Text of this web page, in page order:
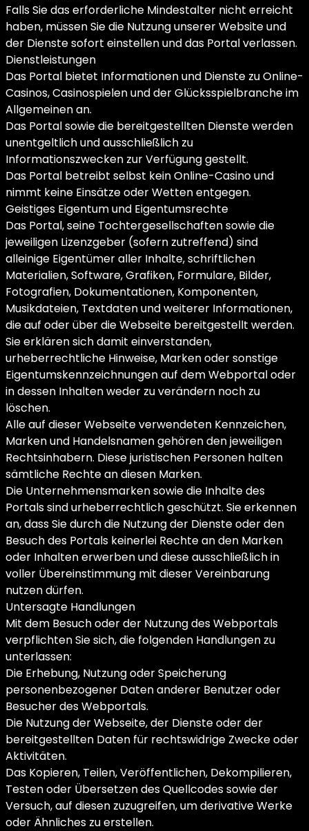
Falls Sie das erforderliche Mindestalter nicht erreicht
haben, müssen Sie die Nutzung unserer Website und
der Dienste sofort einstellen und das Portal verlassen.
Dienstleistungen
Das Portal bietet Informationen und Dienste zu Online-
Casinos, Casinospielen und der Glücksspielbranche im
Allgemeinen an.
Das Portal sowie die bereitgestellten Dienste werden
unentgeltlich und ausschließlich zu
Informationszwecken zur Verfügung gestellt.
Das Portal betreibt selbst kein Online-Casino und
nimmt keine Einsätze oder Wetten entgegen.
Geistiges Eigentum und Eigentumsrechte
Das Portal, seine Tochtergesellschaften sowie die
jeweiligen Lizenzgeber (sofern zutreffend) sind
alleinige Eigentümer aller Inhalte, schriftlichen
Materialien, Software, Grafiken, Formulare, Bilder,
Fotografien, Dokumentationen, Komponenten,
Musikdateien, Textdaten und weiterer Informationen,
die auf oder über die Webseite bereitgestellt werden.
Sie erklären sich damit einverstanden,
urheberrechtliche Hinweise, Marken oder sonstige
Eigentumskennzeichnungen auf dem Webportal oder
in dessen Inhalten weder zu verändern noch zu
löschen.
Alle auf dieser Webseite verwendeten Kennzeichen,
Marken und Handelsnamen gehören den jeweiligen
Rechtsinhabern. Diese juristischen Personen halten
sämtliche Rechte an diesen Marken.
Die Unternehmensmarken sowie die Inhalte des
Portals sind urheberrechtlich geschützt. Sie erkennen
an, dass Sie durch die Nutzung der Dienste oder den
Besuch des Portals keinerlei Rechte an den Marken
oder Inhalten erwerben und diese ausschließlich in
voller Übereinstimmung mit dieser Vereinbarung
nutzen dürfen.
Untersagte Handlungen
Mit dem Besuch oder der Nutzung des Webportals
verpflichten Sie sich, die folgenden Handlungen zu
unterlassen:
Die Erhebung, Nutzung oder Speicherung
personenbezogener Daten anderer Benutzer oder
Besucher des Webportals.
Die Nutzung der Webseite, der Dienste oder der
bereitgestellten Daten für rechtswidrige Zwecke oder
Aktivitäten.
Das Kopieren, Teilen, Veröffentlichen, Dekompilieren,
Testen oder Übersetzen des Quellcodes sowie der
Versuch, auf diesen zuzugreifen, um derivative Werke
oder Ähnliches zu erstellen.